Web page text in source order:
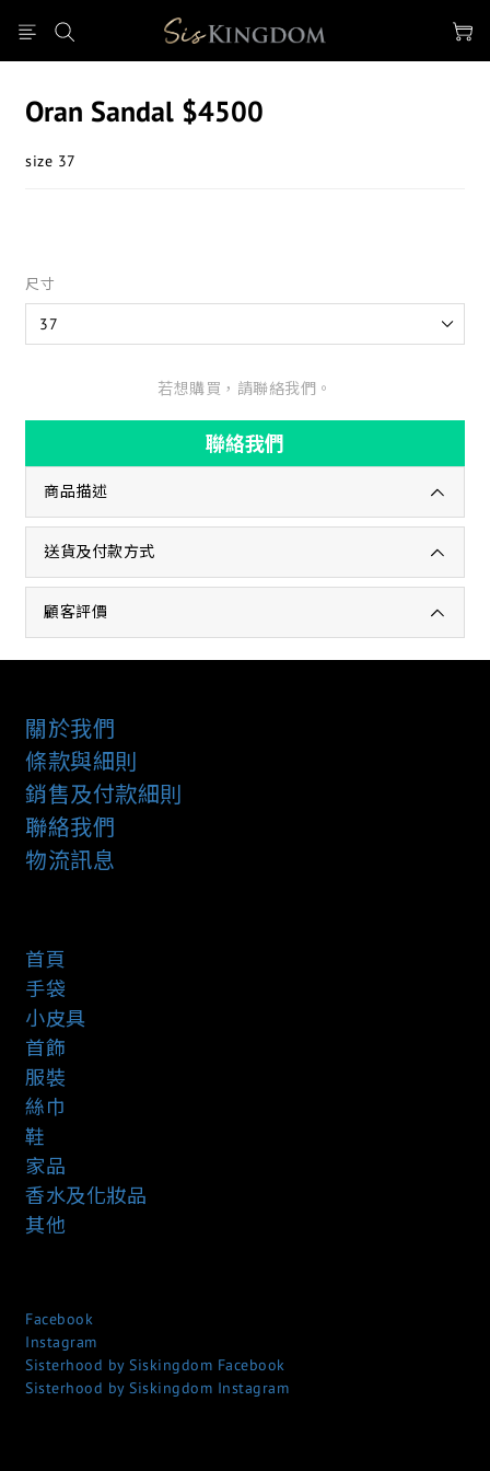
Oran Sandal $4500
size 37
尺寸
若想購買，請聯絡我們。
聯絡我們
商品描述
送貨及付款方式
顧客評價
關於我們
條款與細則
銷售及付款細則
聯絡我們
物流訊息
首頁
手袋
小皮具
首飾
服裝
絲巾
鞋
家品
香水及化妝品
其他
Facebook
Instagram
Sisterhood by Siskingdom Facebook
Sisterhood by Siskingdom Instagram